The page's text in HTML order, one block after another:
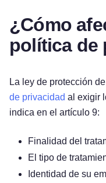
¿Cómo
política de
La ley de protección
de privacidad al exigir
indica en el artículo 9:
Finalidad del
El tipo de
Identidad de su